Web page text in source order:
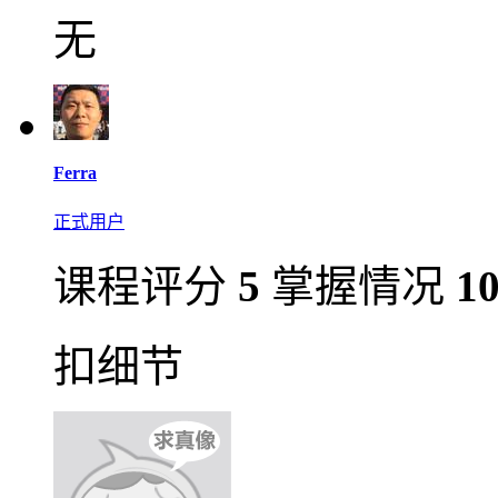
无
Ferra
正式用户
课程评分 5 掌握情况
扣细节